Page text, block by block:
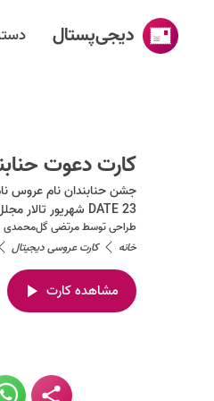
دیجی‌پستال
دسته‌بندی‌ها
تقویم مناسبت ها
کارت دعوت
DATE 23 شهریور تالار مجلل نگین و
طراحی توسطمرتضی گل‌محمدی
خانه
کارت عروسی دیجیتال
مشاهده کارت